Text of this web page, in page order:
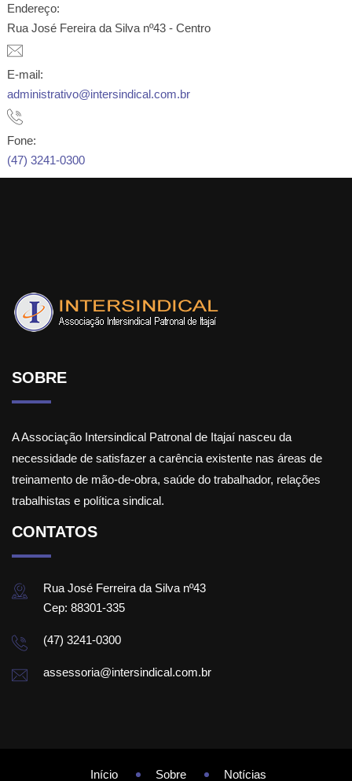
Endereço:
Rua José Fereira da Silva nº43 - Centro
E-mail:
administrativo@intersindical.com.br
Fone:
(47) 3241-0300
SOBRE
A Associação Intersindical Patronal de Itajaí nasceu da
necessidade de satisfazer a carência existente nas áreas de
treinamento de mão-de-obra, saúde do trabalhador, relações
trabalhistas e política sindical.
CONTATOS
Rua José Ferreira da Silva nº43
Cep: 88301-335
(47) 3241-0300
assessoria@intersindical.com.br
Início Sobre Notícias